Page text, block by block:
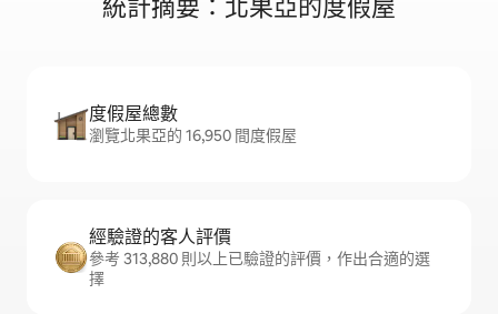
統計摘要：北果亞的度假屋
度假屋總數
瀏覽北果亞的 16,950 間度假屋
經驗證的客人評價
參考 313,880 則以上已驗證的評價，作出合適的選
擇